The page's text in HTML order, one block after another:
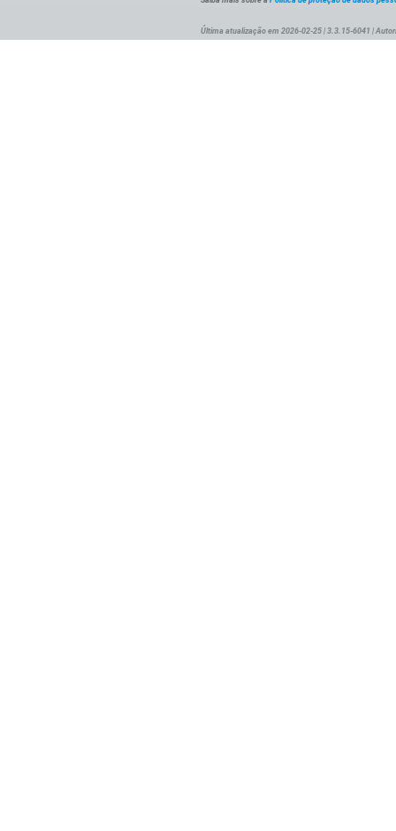
Última atualização em 2026-02-25 | 3.3.15-6041 |